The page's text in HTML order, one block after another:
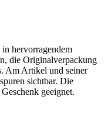
hervorragendem
die Originalverpackung
Am Artikel und seiner
sichtbar. Die
geeignet.